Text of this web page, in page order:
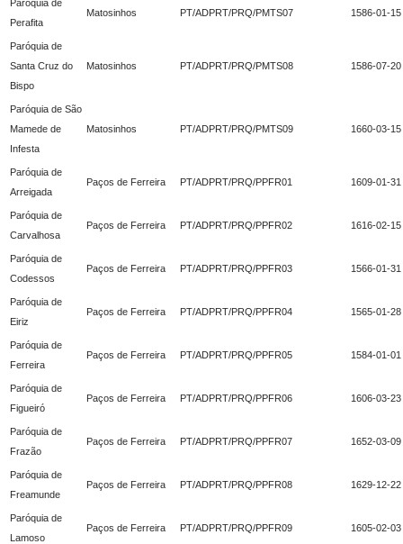
Paróquia de
Perafita
Matosinhos PT/ADPRT/PRQ/PMTS07 1586-01-15
Paróquia de
Santa Cruz do
Bispo
Matosinhos PT/ADPRT/PRQ/PMTS08 1586-07-20
Paróquia de São
Mamede de
Infesta
Matosinhos PT/ADPRT/PRQ/PMTS09 1660-03-15
Paróquia de
Arreigada
Paços de Ferreira PT/ADPRT/PRQ/PPFR01 1609-01-31
Paróquia de
Carvalhosa
Paços de Ferreira PT/ADPRT/PRQ/PPFR02 1616-02-15
Paróquia de
Codessos
Paços de Ferreira PT/ADPRT/PRQ/PPFR03 1566-01-31
Paróquia de
Eiriz
Paços de Ferreira PT/ADPRT/PRQ/PPFR04 1565-01-28
Paróquia de
Ferreira
Paços de Ferreira PT/ADPRT/PRQ/PPFR05 1584-01-01
Paróquia de
Figueiró
Paços de Ferreira PT/ADPRT/PRQ/PPFR06 1606-03-23
Paróquia de
Frazão
Paços de Ferreira PT/ADPRT/PRQ/PPFR07 1652-03-09
Paróquia de
Freamunde
Paços de Ferreira PT/ADPRT/PRQ/PPFR08 1629-12-22
Paróquia de
Lamoso
Paços de Ferreira PT/ADPRT/PRQ/PPFR09 1605-02-03